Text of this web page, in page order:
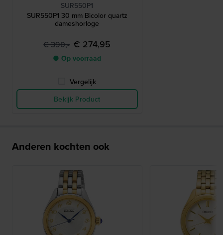
SUR550P1
SUR550P1 30 mm Bicolor quartz
dameshorloge
€ 390,- € 274,95
● Op voorraad
Vergelijk
Bekijk Product
Anderen kochten ook